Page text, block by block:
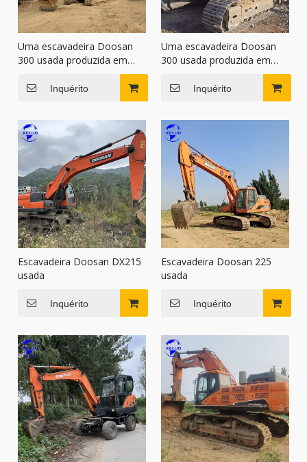
Uma escavadeira Doosan
300 usada produzida em
Inquérito
Uma escavadeira Doosan
300 usada produzida em
Inquérito
Escavadeira Doosan DX215
usada
Inquérito
Escavadeira Doosan 225
usada
Inquérito